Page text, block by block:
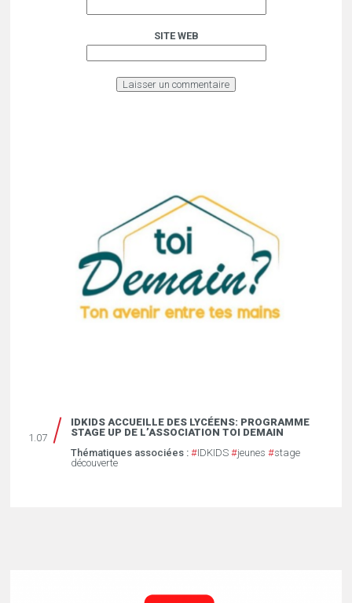
1.07
IDKIDS ACCUEILLE DES LYCÉENS: PROGRAMME
STAGE UP DE L’ASSOCIATION TOI DEMAIN
Thématiques associées : #IDKIDS #jeunes #stage
découverte
SITE WEB